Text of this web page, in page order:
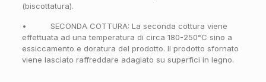
(biscottatura).
• SECONDA COTTURA: La seconda cottura viene
effettuata ad una temperatura di circa 180-250°C sino a
essiccamento e doratura del prodotto. Il prodotto sfornato
viene lasciato raffreddare adagiato su superfici in legno.